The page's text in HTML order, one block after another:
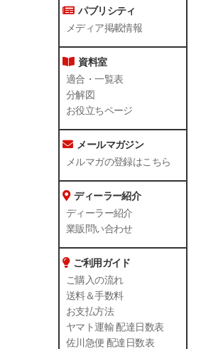
パブリシティ
メディア掲載情報
資料室
適合・一覧表
分解図
お役立ちページ
メールマガジン
メルマガの登録はこちら
ディーラー紹介
ディーラー紹介
業販問い合わせ
ご利用ガイド
ご購入の流れ
送料＆手数料
お支払方法
ヤマト運輸 配達日数表
佐川急便 配達日数表